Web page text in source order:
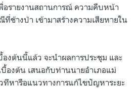
อรายงานสถานการณ์ ความคืบหน้า
ที่ช้างป่า เข้ามาสร้างความเสียหายใน
งต้นนี้แล้ว จะนำผลการประชุม และ
องต้น เสนอกับท่านนายอำเภอแม่
ทีหารือแนวทางการแก้ไขปัญหาระยะ